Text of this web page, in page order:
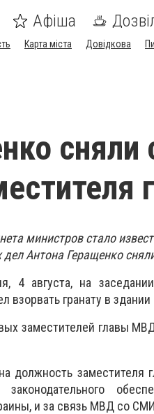
Афіша
Карта міста Довідкова
сняли
министров стало
дел Антона Геращенко
4 августа, на
взорвать гранату в
заместителей главы
должность
и за связь МВД со